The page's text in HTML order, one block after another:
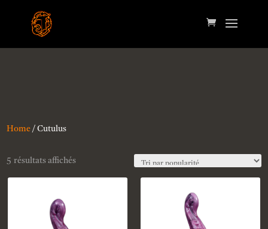
Home / Cutulus
5 résultats affichés